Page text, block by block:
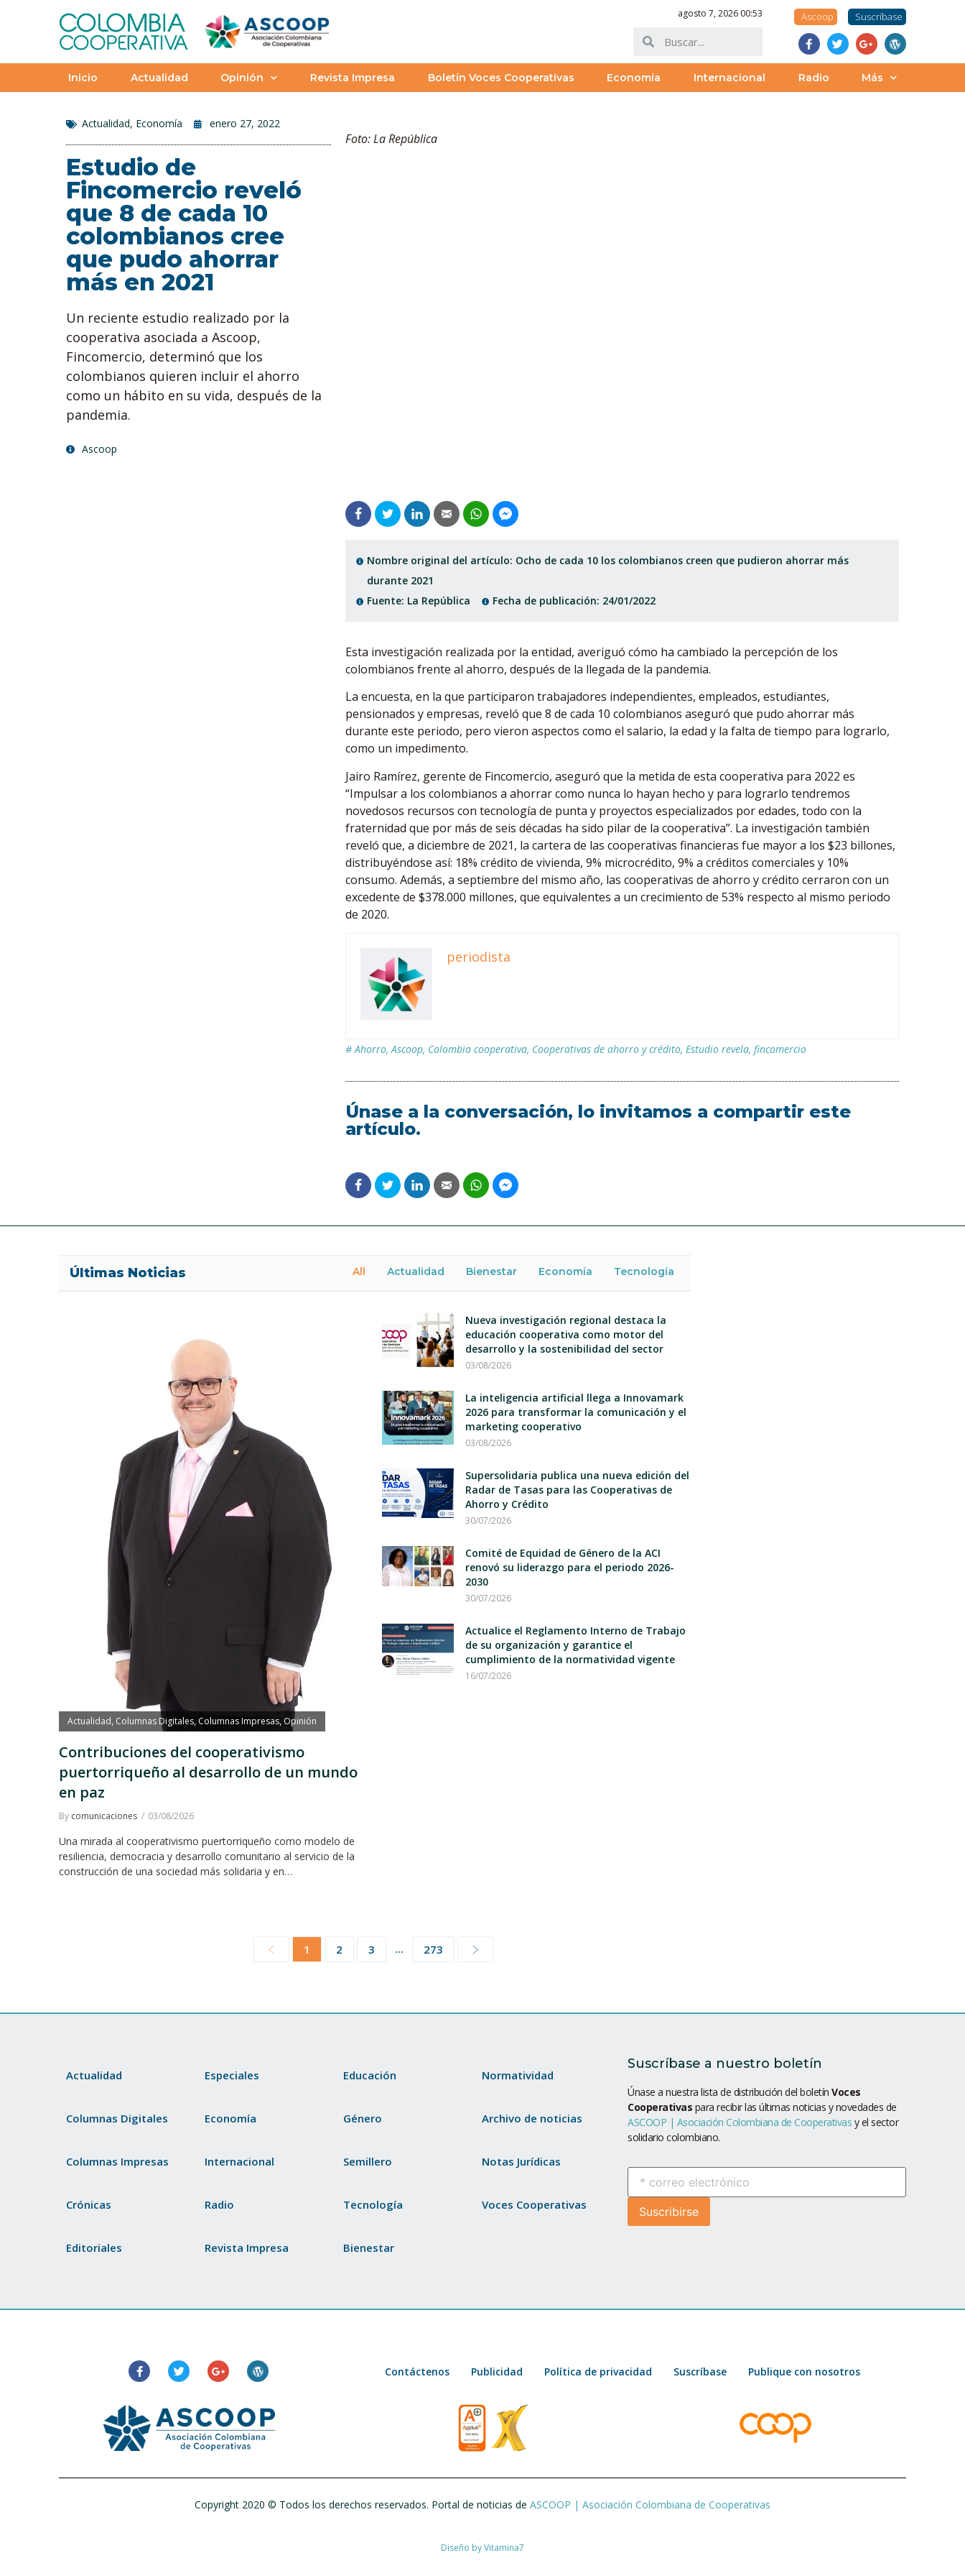
agosto 7, 2026 00:53 Ascoop Suscríbase
Inicio Actualidad Opinión Revista Impresa Boletín Voces Cooperativas Economía Internacional Radio Más
Actualidad, Economía enero 27, 2022
Estudio de
Fincomercio reveló
que 8 de cada 10
colombianos cree
que pudo ahorrar
más en 2021
Un reciente estudio realizado por la
cooperativa asociada a Ascoop,
Fincomercio, determinó que los
colombianos quieren incluir el ahorro
como un hábito en su vida, después de la
pandemia.
Ascoop
Foto: La República
Nombre original del artículo: Ocho de cada 10 los colombianos creen que pudieron ahorrar más
durante 2021
Fuente: La República
Fecha de publicación: 24/01/2022
Esta investigación realizada por la entidad, averiguó cómo ha cambiado la percepción de los
colombianos frente al ahorro, después de la llegada de la pandemia.
La encuesta, en la que participaron trabajadores independientes, empleados, estudiantes,
pensionados y empresas, reveló que 8 de cada 10 colombianos aseguró que pudo ahorrar más
durante este periodo, pero vieron aspectos como el salario, la edad y la falta de tiempo para lograrlo,
como un impedimento.
Jairo Ramírez, gerente de Fincomercio, aseguró que la metida de esta cooperativa para 2022 es
“Impulsar a los colombianos a ahorrar como nunca lo hayan hecho y para lograrlo tendremos
novedosos recursos con tecnología de punta y proyectos especializados por edades, todo con la
fraternidad que por más de seis décadas ha sido pilar de la cooperativa”. La investigación también
reveló que, a diciembre de 2021, la cartera de las cooperativas financieras fue mayor a los $23 billones,
distribuyéndose así: 18% crédito de vivienda, 9% microcrédito, 9% a créditos comerciales y 10%
consumo. Además, a septiembre del mismo año, las cooperativas de ahorro y crédito cerraron con un
excedente de $378.000 millones, que equivalentes a un crecimiento de 53% respecto al mismo periodo
de 2020.
periodista
# Ahorro,Ascoop, Colombia cooperativa, Cooperativas de ahorro y crédito,Estudio revela,fincomercio
Únase a la conversación, lo invitamos a compartir este
artículo.
Últimas Noticias All Actualidad Bienestar Economía Tecnología
Actualidad, Columnas Digitales, Columnas Impresas, Opinión
Contribuciones del cooperativismo
puertorriqueño al desarrollo de un mundo
en paz
By comunicaciones 03/08/2026
Una mirada al cooperativismo puertorriqueño como modelo de
resiliencia, democracia y desarrollo comunitario al servicio de la
construcción de una sociedad más solidaria y en…
Nueva investigación regional destaca la
educación cooperativa como motor del
desarrollo y la sostenibilidad del sector
03/08/2026
La inteligencia artificial llega a Innovamark
2026 para transformar la comunicación y el
marketing cooperativo
03/08/2026
Supersolidaria publica una nueva edición del
Radar de Tasas para las Cooperativas de
Ahorro y Crédito
30/07/2026
Comité de Equidad de Género de la ACI
renovó su liderazgo para el periodo 2026-
2030
30/07/2026
Actualice el Reglamento Interno de Trabajo
de su organización y garantice el
cumplimiento de la normatividad vigente
16/07/2026
1 2 3 ... 273
Actualidad
Columnas Digitales
Columnas Impresas
Crónicas
Editoriales
Especiales
Economía
Internacional
Radio
Revista Impresa
Educación
Género
Semillero
Tecnología
Bienestar
Normatividad
Archivo de noticias
Notas Jurídicas
Voces Cooperativas
Suscríbase a nuestro boletín
Únase a nuestra lista de distribución del boletín Voces
Cooperativas para recibir las últimas noticias y novedades de
ASCOOP | Asociación Colombiana de Cooperativas y el sector
solidario colombiano.
Contáctenos Publicidad Política de privacidad Suscríbase Publique con nosotros
Copyright 2020 © Todos los derechos reservados. Portal de noticias de ASCOOP | Asociación Colombiana de Cooperativas
Diseño byVitamina7